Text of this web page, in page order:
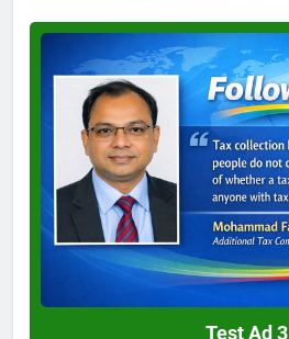
Test
Ad
3
Test Ad 3